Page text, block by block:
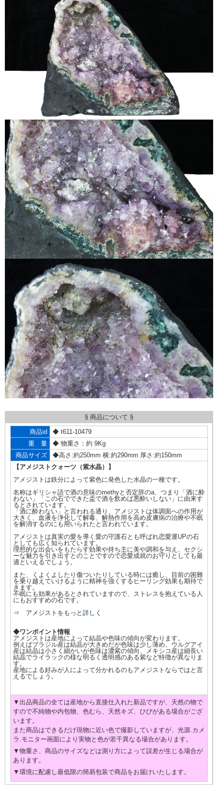
§ 商品について §
商品id
◆ t611-10479
重 量
◆ 物重さ：約 9Kg
商品サイズ
◆高さ:約250mm 横:約290mm 厚さ:約150mm
【アメジストクォーツ（紫水晶）】
アメジストは鉄分によって紫色に発色した水晶の一種です。
名称はギリシャ語で酒の意味のmethyと否定辞のa、つまり「酒に酔
わない」「この石でできた盃で酒を飲めば悪酔いしない」に由来す
るとされています。
「酒に酔わない」と言われる通り、アメジストは体調面への作用が
大きく、血液を浄化して解毒、解熱作用を高め皮膚病の治療や不眠
を解消するのにも用いられたと言われています。
アメジストは真実の愛を導く愛の守護石とも呼ばれ恋愛運UPの石
としても広く知られています。
理想的な出会いをもたらす効果や持ち主に美や調和を与え、セクシ
ーな魅力を引き出すとのことですので恋愛成就のお守りとしても最
適といえるでしょう。
また、くよくよしたり傷ついたりしている時には癒し、目前の困難
を乗り越えていけるように精神を強くするヒーリング効果も期待で
きます。
不眠にも効果があるとされていますので、ストレスを抱えている人
にもおすすめの石です。
⇒ アメジストをもっと詳しく
◆ワンポイント情報
アメジストは産地によって結晶や色味の傾向が変わります。
例えばブラジル産は結晶が大きめだが色味は少し薄め、ウルグアイ
産は結晶は小さく細かいが色味は濃紫の傾向、メキシコ産は細長い
結晶でライラックの様な明るく透明感のある紫など特徴が異なりま
す。
産地による好みが人によって分かれるのもアメジストならではと言
えるでしょう。
▼出品商品の全ては産地から直接仕入れた新品ですが、天然の物で
すので不純物や内包物、色むら、天然キズ、ひびがある場合がござ
います。
また商品はできるだけ現物に近い色で撮影していますが、光源.カメ
ラ.モニター画面により実物と色が若干異なる場合があります。
▼物重さ、商品のサイズなどは測り方によって誤差が生じる場合が
あります。
▼環境に配慮し最低限の簡易包装で商品をお届けいたします。